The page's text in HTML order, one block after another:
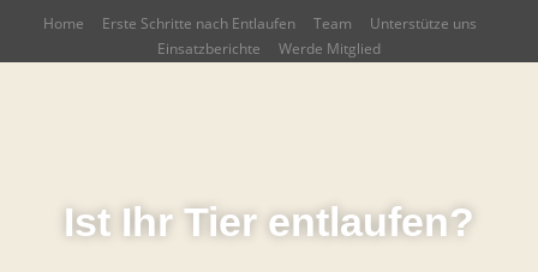
Home Erste Schritte nach Entlaufen Team
Unterstütze uns
Einsatzberichte
Werde Mitglied
Ist Ihr Tier entlaufen?